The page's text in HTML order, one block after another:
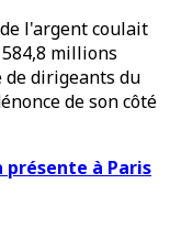
l'argent coulait
millions
dirigeants du
de son côté
présente à Paris